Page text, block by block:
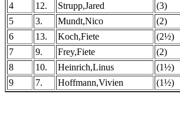
4 12. Strupp,Jared (3)
5
3. Mundt,Nico (2)
6
13. Koch,Fiete (2½)
7
9. Frey,Fiete (2)
8
10. Heinrich,Linus (1½)
9
7. Hoffmann,Vivien (1½)